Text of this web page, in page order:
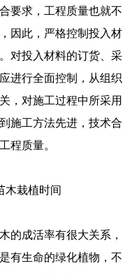
要求，工程质量也就不
因此，严格控制投入材
对投入材料的订货、采
进行全面控制，从组织
，对施工过程中所采用
施工方法先进，技术合
程质量。
木栽植时间
的成活率有很大关系，
有生命的绿化植物，不